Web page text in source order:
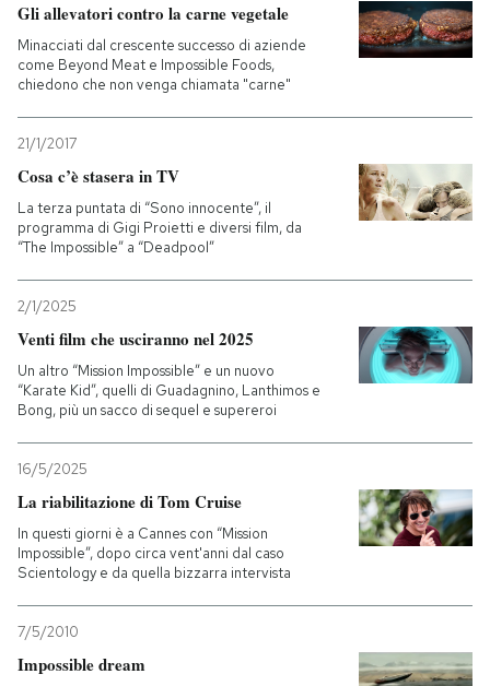
Entra
Gli allevatori contro la carne vegetale
Minacciati dal crescente successo di aziende
come Beyond Meat e Impossible Foods,
chiedono che non venga chiamata "carne"
21/1/2017
Cosa c’è stasera in TV
La terza puntata di “Sono innocente”, il
programma di Gigi Proietti e diversi film, da
“The Impossible” a “Deadpool”
2/1/2025
Venti film che usciranno nel 2025
Un altro “Mission Impossible” e un nuovo
“Karate Kid”, quelli di Guadagnino, Lanthimos e
Bong, più un sacco di sequel e supereroi
16/5/2025
La riabilitazione di Tom Cruise
In questi giorni è a Cannes con “Mission
Impossible”, dopo circa vent'anni dal caso
Scientology e da quella bizzarra intervista
7/5/2010
Impossible dream